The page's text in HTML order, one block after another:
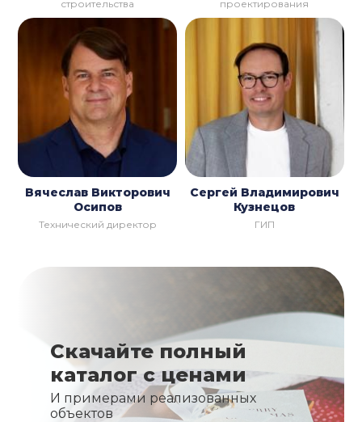
строительства
проектирования
Вячеслав Викторович
Осипов
Технический директор
Сергей Владимирович
Кузнецов
ГИП
Скачайте полный
каталог с ценами
И примерами реализованных
объектов